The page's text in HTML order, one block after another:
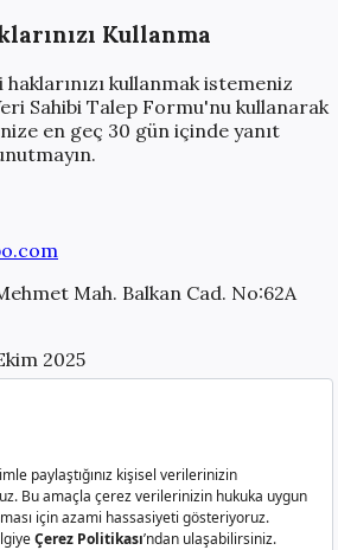
Kullanma
kullanmak istemeniz
Sahibi Talep Formu'nu kullanarak
en geç 30 gün içinde yanıt
Mah. Balkan Cad. No:62A
2025
platform